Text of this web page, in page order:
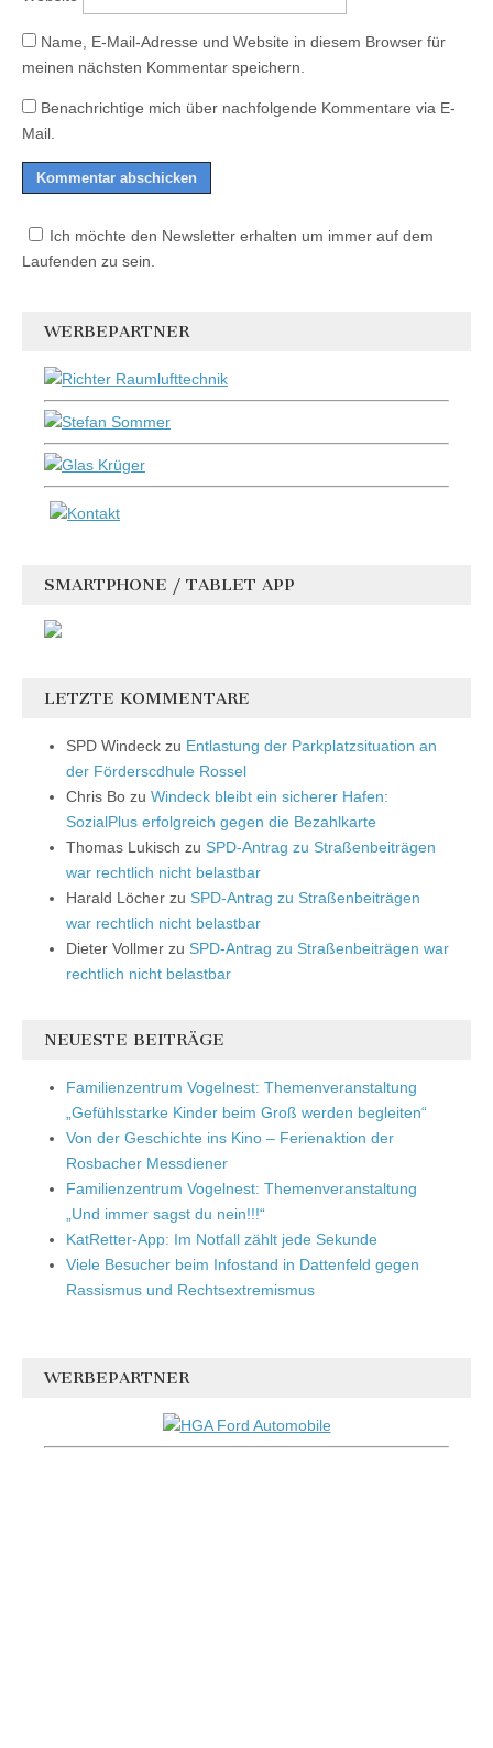
Name, E-Mail-Adresse und Website in diesem Browser für
meinen nächsten Kommentar speichern.
Benachrichtige mich über nachfolgende Kommentare via E-
Mail.
Ich möchte den Newsletter erhalten um immer auf dem
Laufenden zu sein.
WERBEPARTNER
SMARTPHONE / TABLET APP
LETZTE KOMMENTARE
SPD Windeck zu Entlastung der Parkplatzsituation an
der Förderscdhule Rossel
Chris Bo zu Windeck bleibt ein sicherer Hafen:
SozialPlus erfolgreich gegen die Bezahlkarte
Thomas Lukisch zu SPD-Antrag zu Straßenbeiträgen
war rechtlich nicht belastbar
Harald Löcher zu SPD-Antrag zu Straßenbeiträgen
war rechtlich nicht belastbar
Dieter Vollmer zu SPD-Antrag zu Straßenbeiträgen war
rechtlich nicht belastbar
NEUESTE BEITRÄGE
Familienzentrum Vogelnest: Themenveranstaltung
„Gefühlsstarke Kinder beim Groß werden begleiten“
Von der Geschichte ins Kino – Ferienaktion der
Rosbacher Messdiener
Familienzentrum Vogelnest: Themenveranstaltung
„Und immer sagst du nein!!!“
KatRetter-App: Im Notfall zählt jede Sekunde
Viele Besucher beim Infostand in Dattenfeld gegen
Rassismus und Rechtsextremismus
WERBEPARTNER